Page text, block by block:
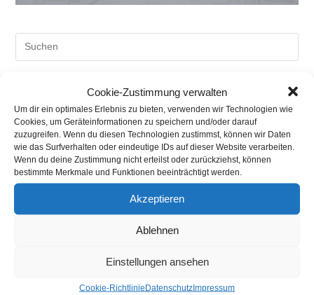
Cookie-Zustimmung verwalten
Um dir ein optimales Erlebnis zu bieten, verwenden wir Technologien wie
Cookies, um Geräteinformationen zu speichern und/oder darauf
zuzugreifen. Wenn du diesen Technologien zustimmst, können wir Daten
wie das Surfverhalten oder eindeutige IDs auf dieser Website verarbeiten.
Wenn du deine Zustimmung nicht erteilst oder zurückziehst, können
bestimmte Merkmale und Funktionen beeinträchtigt werden.
Akzeptieren
Ablehnen
Einstellungen ansehen
Cookie-RichtlinieDatenschutzImpressum
Neueste Beiträge
Aktuelle Hochzeitsmessen
Kunst offen in Sachsen
Ausstellung Restaurant Grünschnabel
Primavera, ein neuer Anfang – Ausstellungseröffnung am
kommenden Mittwoch in Dresden!!
Neueste Kommentare